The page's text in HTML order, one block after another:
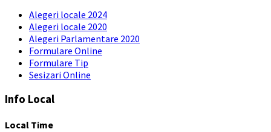
Alegeri locale 2024
Alegeri locale 2020
Alegeri Parlamentare 2020
Formulare Online
Formulare Tip
Sesizari Online
Info Local
Local Time